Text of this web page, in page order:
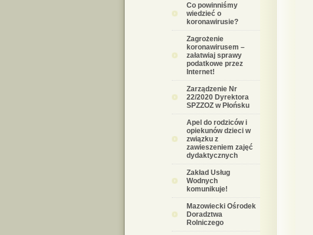
Co powinniśmy
wiedzieć o
koronawirusie?
Zagrożenie
koronawirusem –
załatwiaj sprawy
podatkowe przez
Internet!
Zarządzenie Nr
22/2020 Dyrektora
SPZZOZ w Płońsku
Apel do rodziców i
opiekunów dzieci w
związku z
zawieszeniem zajęć
dydaktycznych
Zakład Usług
Wodnych
komunikuje!
Mazowiecki Ośrodek
Doradztwa
Rolniczego